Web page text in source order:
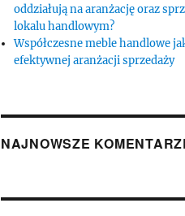
oddziałują na aranżację oraz
lokalu handlowym?
Współczesne meble handlowe
efektywnej aranżacji sprzedaży
NAJNOWSZE